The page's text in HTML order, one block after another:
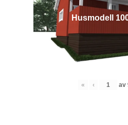
Husmodell
« ‹ av